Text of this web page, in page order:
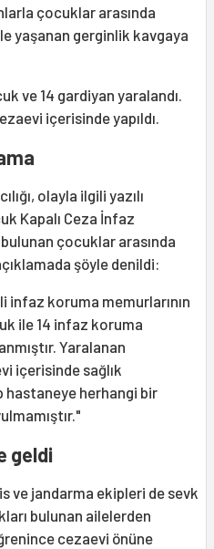
çocuklar arasında
yaşanan gerginlik kavgaya
ve 14 gardiyan yaralandı.
içerisinde yapıldı.
olayla ilgili yazılı
Kapalı Ceza İnfaz
çocuklar arasında
şöyle denildi:
infaz koruma memurlarının
ile 14 infaz koruma
Yaralanan
içerisinde sağlık
hastaneye herhangi bir
geldi
ve jandarma ekipleri de sevk
bulunan ailelerden
cezaevi önüne